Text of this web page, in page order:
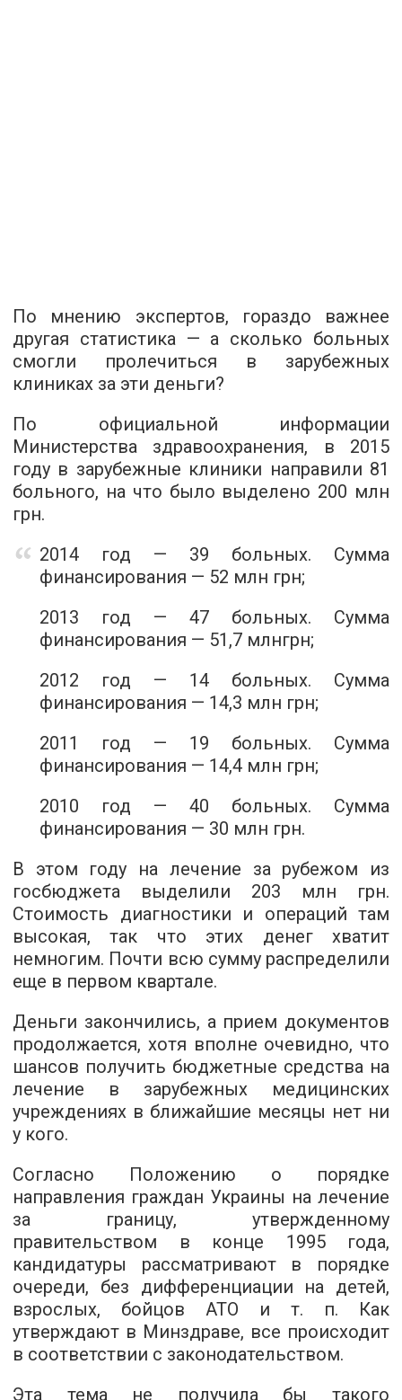
По мнению экспертов, гораздо важнее
другая статистика — а сколько больных
смогли пролечиться в зарубежных
клиниках за эти деньги?
По официальной информации
Министерства здравоохранения, в 2015
году в зарубежные клиники направили 81
больного, на что было выделено 200 млн
грн.
2014 год — 39 больных. Сумма
финансирования — 52 млн грн;
2013 год — 47 больных. Сумма
финансирования — 51,7 млнгрн;
2012 год — 14 больных. Сумма
финансирования — 14,3 млн грн;
2011 год — 19 больных. Сумма
финансирования — 14,4 млн грн;
2010 год — 40 больных. Сумма
финансирования — 30 млн грн.
В этом году на лечение за рубежом из
госбюджета выделили 203 млн грн.
Стоимость диагностики и операций там
высокая, так что этих денег хватит
немногим. Почти всю сумму распределили
еще в первом квартале.
Деньги закончились, а прием документов
продолжается, хотя вполне очевидно, что
шансов получить бюджетные средства на
лечение в зарубежных медицинских
учреждениях в ближайшие месяцы нет ни
у кого.
Согласно Положению о порядке
направления граждан Украины на лечение
за границу, утвержденному
правительством в конце 1995 года,
кандидатуры рассматривают в порядке
очереди, без дифференциации на детей,
взрослых, бойцов АТО и т. п. Как
утверждают в Минздраве, все происходит
в соответствии с законодательством.
Эта тема не получила бы такого